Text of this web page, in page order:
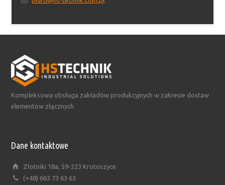
Kompleksowa obsługa zakładów produkcyjnych w zakresie dostaw
elementów złącznych
Dane kontaktowe
Złotniki 18a, 59-223 Krotoszyce
(+48) 663 73 63 63